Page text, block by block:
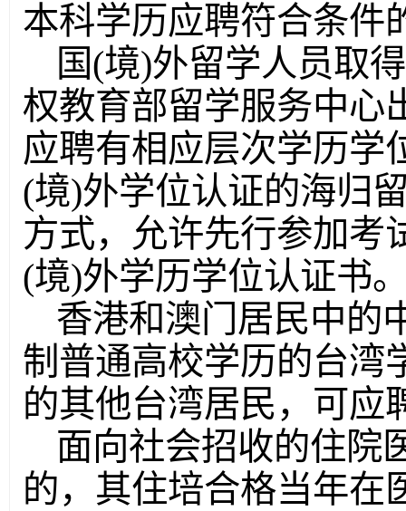
本科学历应聘符合条件
国(境)外留学人员取
权教育部留学服务中心
应聘有相应层次学历学
(境)外学位认证的海归
方式，允许先行参加考
(境)外学历学位认证书
香港和澳门居民中的
制普通高校学历的台湾
的其他台湾居民，可应
面向社会招收的住院
的，其住培合格当年在